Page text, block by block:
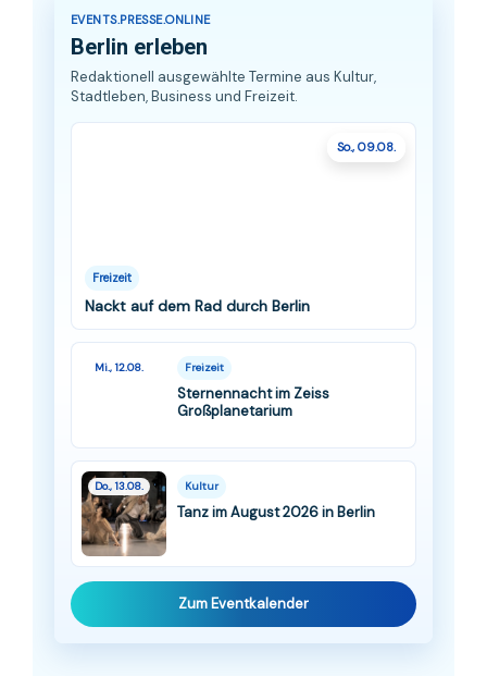
EVENTS.PRESSE.ONLINE
Berlin erleben
Redaktionell ausgewählte Termine aus Kultur,
Stadtleben, Business und Freizeit.
So., 09.08.
Freizeit
Nackt auf dem Rad durch Berlin
Mi., 12.08. Freizeit
Sternennacht im Zeiss
Großplanetarium
Do., 13.08. Kultur
Tanz im August 2026 in Berlin
Zum Eventkalender